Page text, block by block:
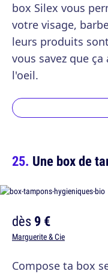
box Silex vous
votre visage,
leurs produits
vous savez que
l'oeil.
Une box de
dès9 €
Marguerite & Cie
Compose ta box